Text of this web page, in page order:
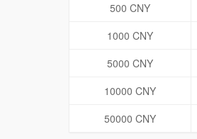
500 CNY
1000 CNY
5000 CNY
10000 CNY
50000 CNY